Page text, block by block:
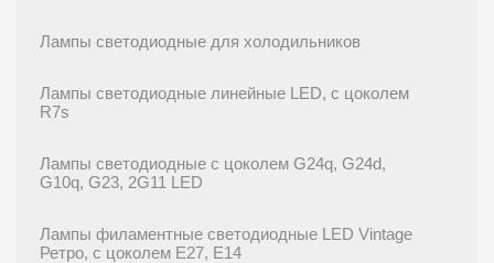
Лампы светодиодные для холодильников
Лампы светодиодные линейные LED, с цоколем
R7s
Лампы светодиодные с цоколем G24q, G24d,
G10q, G23, 2G11 LED
Лампы филаментные светодиодные LED Vintage
Ретро, с цоколем E27, E14